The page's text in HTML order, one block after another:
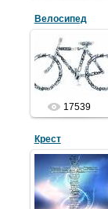
Велосипед
19.01.2012
17539
Крест
21.01.2012